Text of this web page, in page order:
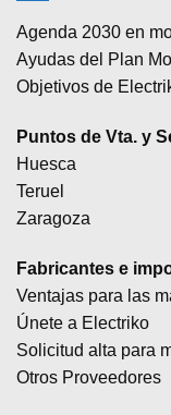
Agenda 2030 en
Ayudas del Plan
Objetivos de
Puntos de Vta. y
Huesca
Teruel
Zaragoza
Fabricantes e
Ventajas para las
Únete a Electriko
Solicitud alta para
Otros Proveedores